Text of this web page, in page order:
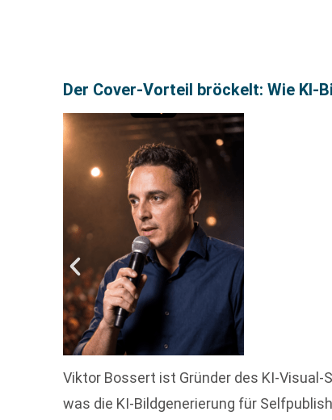
Der Cover-Vorteil bröckelt: Wie KI-
Viktor Bossert ist Gründer des KI-
was die KI-Bildgenerierung für